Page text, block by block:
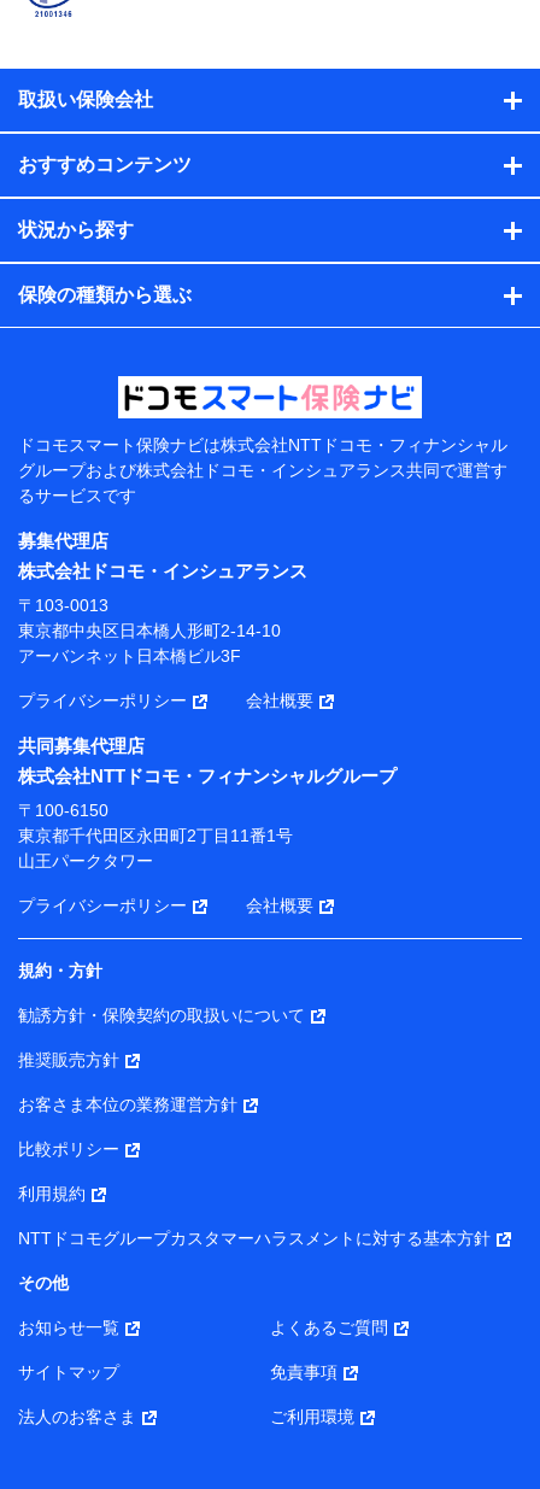
のお支払方法、車のメーカーや走行距離などの情報、建
ル内容や送信履歴の情報及び保険の更改案内等を提供し
保険契約情報
当社または株式会社NTTドコモ・フィナンシャルグルー
プが取得し、又は保有する保険契約に関する情報。例と
して、保険契約者及び被保険者の氏名、住所、生年月
日、性別、保険契約者と被保険者の関係、保険加入の目
的、保険商品の内容、保険料、保険料のお支払方法、車
のメーカーや走行距離などの情報、建物の構造や築年数
などの情報、ペットの種類や年齢などの情報などが含ま
提供当事者から受領当事者が個人データを取得する方法
電子的・電磁的方法等
【共同して利用する者の範囲】
当社
株式会社NTTドコモ・フィナンシャルグループ
【利用目的】
当社または株式会社NTTドコモ・フィナンシャルグルー
プが提供する保険関連サービスにおけるユーザー登録受
付および管理のため
当社または株式会社NTTドコモ・フィナンシャルグルー
携会社の保険その他に関する情報を提供するため、また
維持管理等の委託業務遂行のため、またそれらに付帯、
関連する当社または株式会社NTTドコモ・フィナンシャ
ルグループおよび提携会社のサービスを案内、提供する
ため
（各サービスで取得したサービス利用履歴、ウェブサイ
トの閲覧履歴、購買履歴、ご契約内容等のパーソナルデ
ータを分析して、お客さまの趣味・嗜好・傾向に応じた
サービス・商品等に関するご提案や広告の配信等を行う
ことがあります。）
各種セミナーの開催のため
コンサルティングサービスの実施のため
アンケートやキャンペーン等の実施のため
上記に係る案内・手続き・管理等付帯業務を行うため
所・代表者名】
り）
株式会社NTTドコモ・フィナンシャルグループ 代表取締役
社長 廣井 孝史
東京都中央区日本橋人形町2-14-10 アーバンネット日本橋
株式会社ドコモ・インシュアランス 代表取締役社長 吉
村 忠義
また当社は、オンライン面談による保険のご相談にあたっ
取扱い保険会社
おすすめコンテンツ
状況から探す
保険の種類から選ぶ
ドコモスマート保険ナビは株式会社NTTドコモ・フィナンシャル
グループおよび株式会社ドコモ・インシュアランス共同で運営す
るサービスです
募集代理店
株式会社ドコモ・インシュアランス
〒103-0013
東京都中央区日本橋人形町2-14-10
アーバンネット日本橋ビル3F
プライバシーポリシー 会社概要
共同募集代理店
株式会社NTTドコモ・フィナンシャルグループ
〒100-6150
東京都千代田区永田町2丁目11番1号
山王パークタワー
プライバシーポリシー 会社概要
規約・方針
勧誘方針・保険契約の取扱いについて
推奨販売方針
お客さま本位の業務運営方針
比較ポリシー
利用規約
NTTドコモグループカスタマーハラスメントに対する基本方針
その他
お知らせ一覧 よくあるご質問
サイトマップ 免責事項
法人のお客さま ご利用環境